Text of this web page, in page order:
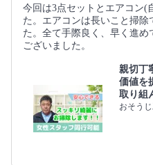
今回は3点セットとエアコン(
た。エアコンは長いこと掃
た。全て手際良く、早く進め
ございました。
親切丁
価値を
取り組
おそう